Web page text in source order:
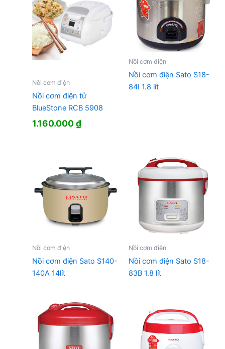
Nồi cơm điện
Nồi cơm điện tử
BlueStone RCB 5908
1.160.000₫
Nồi cơm điện
Nồi cơm điện Sato S18-
84I 1.8 lít
Nồi cơm điện
Nồi cơm điện Sato S140-
140A 14lít
Nồi cơm điện
Nồi cơm điện Sato S18-
83B 1.8 lít